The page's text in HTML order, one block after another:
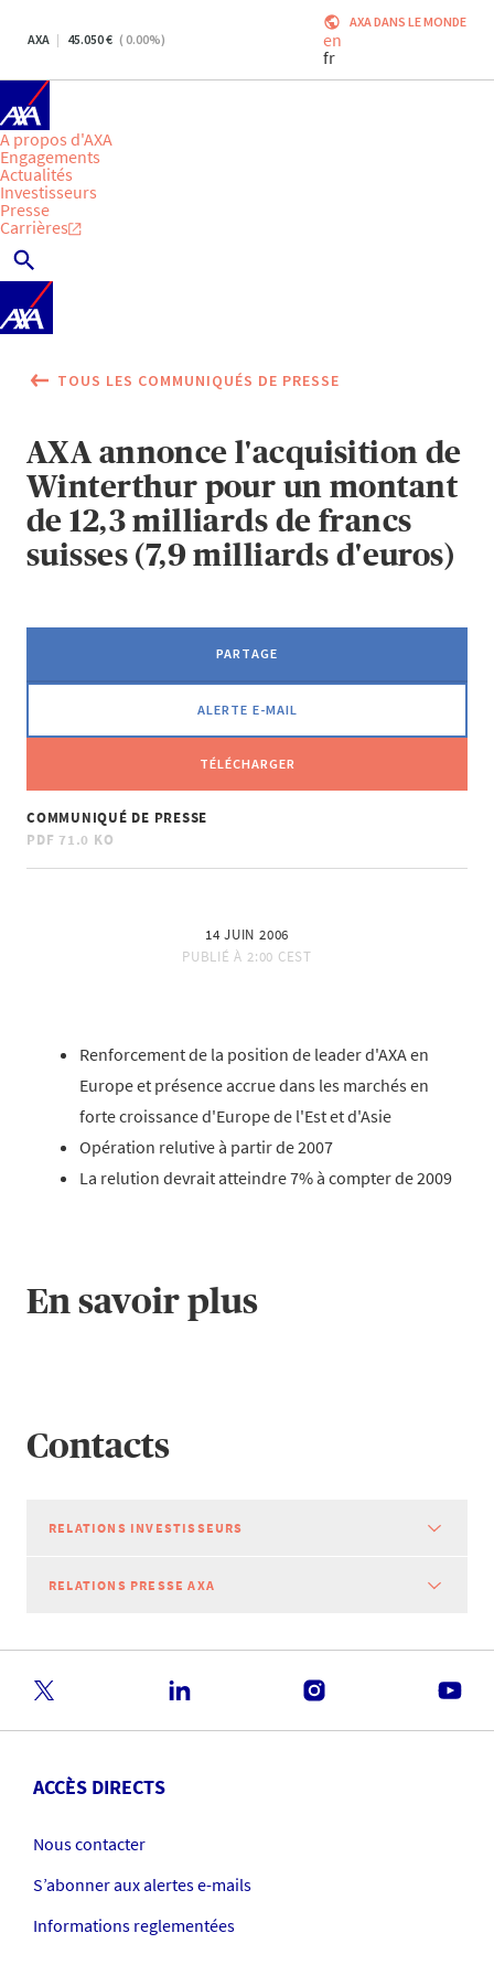
AXA 45.050 ( 0.00%)
AXA DANS LE MONDE
en
fr
A propos d'AXA
Engagements
Actualités
Investisseurs
Presse
Carrières
TOUS LES COMMUNIQUÉS DE PRESSE
AXA annonce l'acquisition de
Winterthur pour un montant
de 12,3 milliards de francs
suisses (7,9 milliards d'euros)
PARTAGE
ALERTE E-MAIL
TÉLÉCHARGER
COMMUNIQUÉ DE PRESSE
PDF 71.0 KO
14 JUIN 2006
PUBLIÉ À 2:00 CEST
Renforcement de la position de leader d'AXA en
Europe et présence accrue dans les marchés en
forte croissance d'Europe de l'Est et d'Asie
Opération relutive à partir de 2007
La relution devrait atteindre 7% à compter de 2009
En savoir plus
Contacts
RELATIONS INVESTISSEURS
RELATIONS PRESSE AXA
ACCÈS DIRECTS
Nous contacter
S’abonner aux alertes e-mails
Informations reglementées